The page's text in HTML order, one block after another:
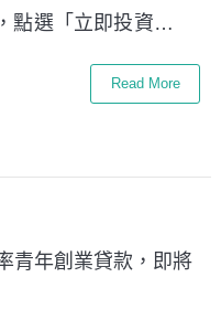
點選「立即投資…
Read More
青年創業貸款，即將